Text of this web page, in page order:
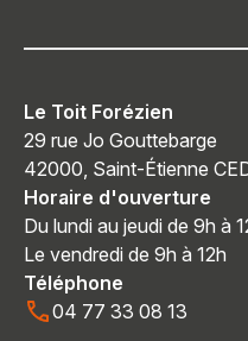
Le Toit Forézien
29 rue Jo Gouttebarge
42000, Saint-Étienne
Horaire d'ouverture
Du lundi au jeudi de 9h à
Le vendredi de 9h à 12h
Téléphone
04 77 33 08 13